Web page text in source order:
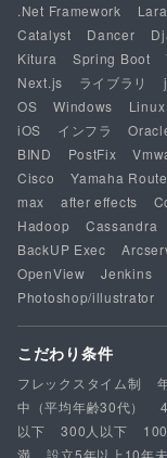
.Net Framework
Catalyst
Dancer
Kitura
Spring Boot
Next.js
ライブラリ
OS
Windows Linux
iOS
インフラ
BIND
PostFix
Cisco
Yamaha
max
after effects
Hadoop
Cassandra
BackUP Exec
OpenView
Jenkins
Photoshop/illustrator
こだわり条件
フレックスタイム制
中（平均年齢30代）
以下
300人以下